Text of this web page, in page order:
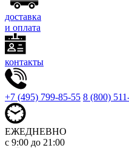
доставка
и оплата
контакты
+7 (495) 799-85-55 8 (800)
ЕЖЕДНЕВНО
с 9:00 до 21:00